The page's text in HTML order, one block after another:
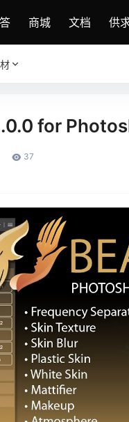
商城 文档 供
for
37